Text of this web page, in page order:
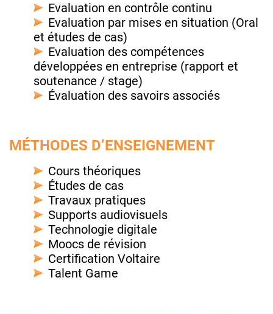
Evaluation en contrôle continu
Evaluation par mises en situation (Oral
et études de cas)
Evaluation des compétences
développées en entreprise (rapport et
soutenance / stage)
Évaluation des savoirs associés
MÉTHODES D’ENSEIGNEMENT
Cours théoriques
Études de cas
Travaux pratiques
Supports audiovisuels
Technologie digitale
Moocs de révision
Certification Voltaire
Talent Game